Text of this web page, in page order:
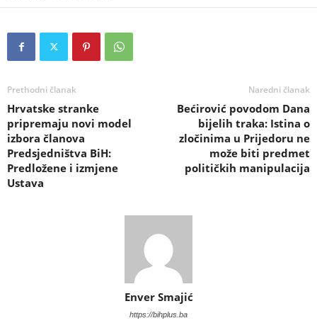
Prethodni članak
Hrvatske stranke
pripremaju novi model
izbora članova
Predsjedništva BiH:
Predložene i izmjene
Ustava
Naredni članak
Bećirović povodom Dana
bijelih traka: Istina o
zločinima u Prijedoru ne
može biti predmet
političkih manipulacija
Enver Smajić
https://bihplus.ba